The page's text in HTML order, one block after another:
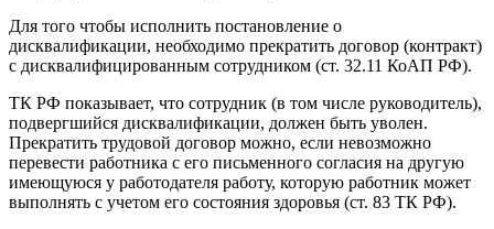
Для того чтобы исполнить постановление о
дисквалификации, необходимо прекратить договор (контракт)
с дисквалифицированным сотрудником (ст. 32.11 КоАП РФ).
ТК РФ показывает, что сотрудник (в том числе руководитель),
подвергшийся дисквалификации, должен быть уволен.
Прекратить трудовой договор можно, если невозможно
перевести работника с его письменного согласия на другую
имеющуюся у работодателя работу, которую работник может
выполнять с учетом его состояния здоровья (ст. 83 ТК РФ).